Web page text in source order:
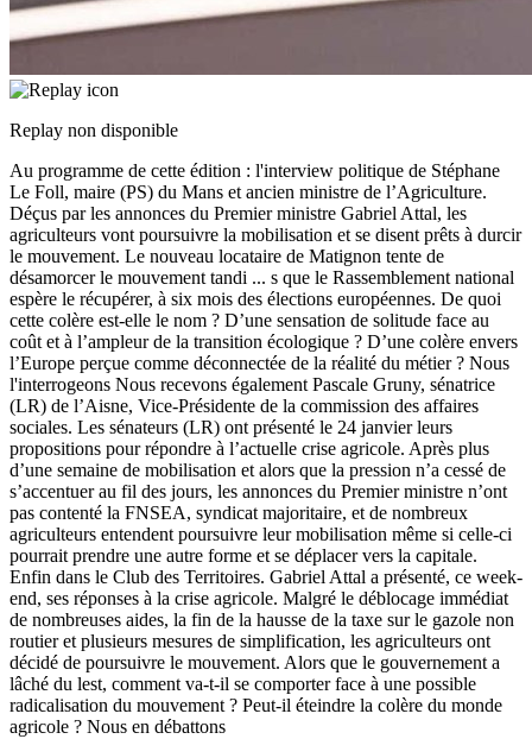
Replay non disponible
Au programme de cette édition : l'interview politique de Stéphane
Le Foll, maire (PS) du Mans et ancien ministre de l’Agriculture.
Déçus par les annonces du Premier ministre Gabriel Attal, les
agriculteurs vont poursuivre la mobilisation et se disent prêts à durcir
le mouvement. Le nouveau locataire de Matignon tente de
désamorcer le mouvement tandi ... s que le Rassemblement national
espère le récupérer, à six mois des élections européennes. De quoi
cette colère est-elle le nom ? D’une sensation de solitude face au
coût et à l’ampleur de la transition écologique ? D’une colère envers
l’Europe perçue comme déconnectée de la réalité du métier ? Nous
l'interrogeons Nous recevons également Pascale Gruny, sénatrice
(LR) de l’Aisne, Vice-Présidente de la commission des affaires
sociales. Les sénateurs (LR) ont présenté le 24 janvier leurs
propositions pour répondre à l’actuelle crise agricole. Après plus
d’une semaine de mobilisation et alors que la pression n’a cessé de
s’accentuer au fil des jours, les annonces du Premier ministre n’ont
pas contenté la FNSEA, syndicat majoritaire, et de nombreux
agriculteurs entendent poursuivre leur mobilisation même si celle-ci
pourrait prendre une autre forme et se déplacer vers la capitale.
Enfin dans le Club des Territoires. Gabriel Attal a présenté, ce week-
end, ses réponses à la crise agricole. Malgré le déblocage immédiat
de nombreuses aides, la fin de la hausse de la taxe sur le gazole non
routier et plusieurs mesures de simplification, les agriculteurs ont
décidé de poursuivre le mouvement. Alors que le gouvernement a
lâché du lest, comment va-t-il se comporter face à une possible
radicalisation du mouvement ? Peut-il éteindre la colère du monde
agricole ? Nous en débattons